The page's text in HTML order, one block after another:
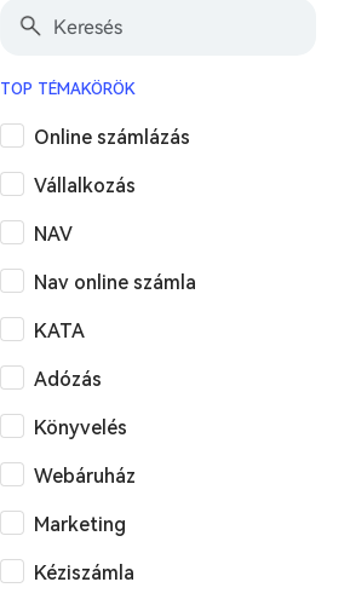
TOP TÉMAKÖRÖK
Online számlázás
Vállalkozás
NAV
Nav online számla
KATA
Adózás
Könyvelés
Webáruház
Marketing
Kéziszámla